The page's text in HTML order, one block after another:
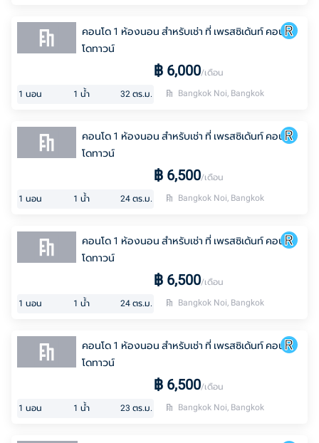
คอนโด 1 ห้องนอน สำหรับเช่า ที่ เพรสซิเด้นท์ คอน
โดทาวน์
฿ 6,000/เดือน
1 นอน 1 น้ำ 32 ตร.ม. Bangkok Noi, Bangkok
คอนโด 1 ห้องนอน สำหรับเช่า ที่ เพรสซิเด้นท์ คอน
โดทาวน์
฿ 6,500/เดือน
1 นอน 1 น้ำ 24 ตร.ม. Bangkok Noi, Bangkok
คอนโด 1 ห้องนอน สำหรับเช่า ที่ เพรสซิเด้นท์ คอน
โดทาวน์
฿ 6,500/เดือน
1 นอน 1 น้ำ 24 ตร.ม. Bangkok Noi, Bangkok
คอนโด 1 ห้องนอน สำหรับเช่า ที่ เพรสซิเด้นท์ คอน
โดทาวน์
฿ 6,500/เดือน
1 นอน 1 น้ำ 23 ตร.ม. Bangkok Noi, Bangkok